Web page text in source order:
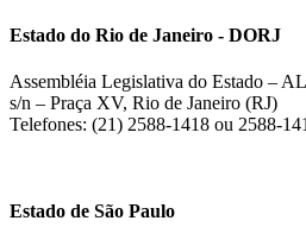
Estado do Rio de Janeiro - DORJ
Assembléia Legislativa do Estado –
s/n – Praça XV, Rio de Janeiro (RJ)
Telefones: (21) 2588-1418 ou 2588-
Estado de São Paulo